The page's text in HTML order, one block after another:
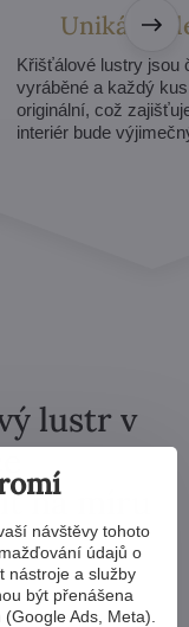
Unikátní
Křišťálové lustry jsou
vyráběné a každý
originální, což
interiér bude
lustr v
na míru
návštěvy tohoto
údajů o
nástroje a služby
být přenášena
Ads, Meta).